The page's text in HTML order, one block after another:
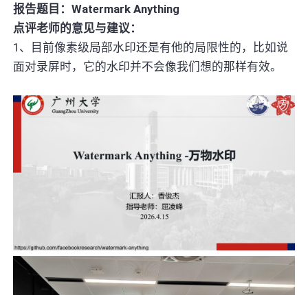
报告题目：Watermark Anything
点评老师的意见与建议：
1、目前像素级局部水印还是有他的局限性的，比如说
面对录屏时，它的水印并不会像我们想的那样有效。